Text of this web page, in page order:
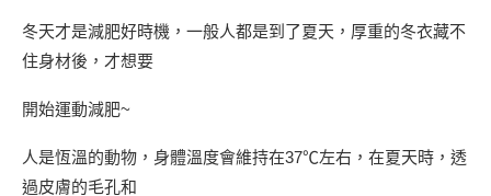
冬天才是減肥好時機，一般人都是到了夏天，厚重的冬衣藏不
住身材後，才想要
開始運動減肥~
人是恆溫的動物，身體溫度會維持在37℃左右，在夏天時，透
過皮膚的毛孔和